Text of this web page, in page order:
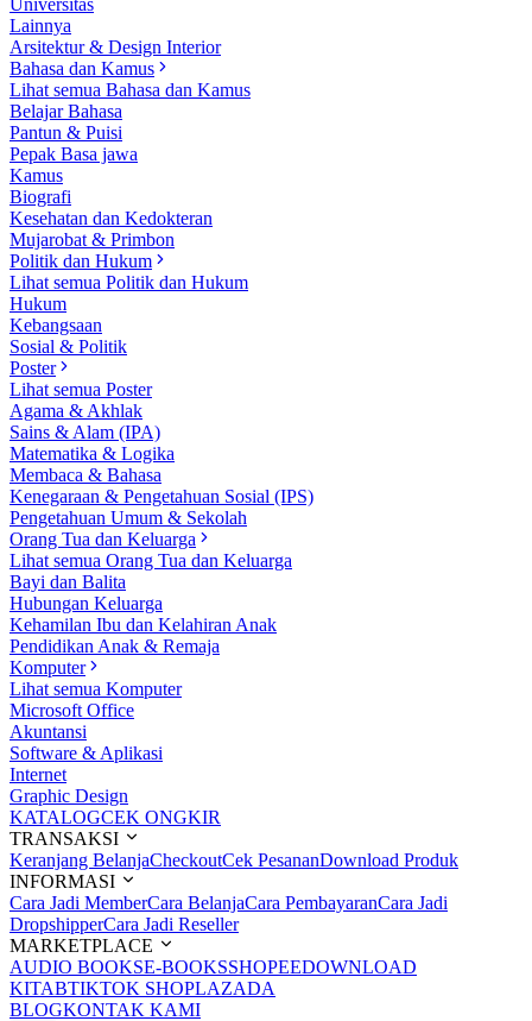
Universitas
Lainnya
Arsitektur & Design Interior
Bahasa dan Kamus
Lihat semua Bahasa dan Kamus
Belajar Bahasa
Pantun & Puisi
Pepak Basa jawa
Kamus
Biografi
Kesehatan dan Kedokteran
Mujarobat & Primbon
Politik dan Hukum
Lihat semua Politik dan Hukum
Hukum
Kebangsaan
Sosial & Politik
Poster
Lihat semua Poster
Agama & Akhlak
Sains & Alam (IPA)
Matematika & Logika
Membaca & Bahasa
Kenegaraan & Pengetahuan Sosial (IPS)
Pengetahuan Umum & Sekolah
Orang Tua dan Keluarga
Lihat semua Orang Tua dan Keluarga
Bayi dan Balita
Hubungan Keluarga
Kehamilan Ibu dan Kelahiran Anak
Pendidikan Anak & Remaja
Komputer
Lihat semua Komputer
Microsoft Office
Akuntansi
Software & Aplikasi
Internet
Graphic Design
KATALOGCEK ONGKIR
TRANSAKSI
Keranjang BelanjaCheckoutCek PesananDownload Produk
INFORMASI
Cara Jadi MemberCara BelanjaCara PembayaranCara Jadi
DropshipperCara Jadi Reseller
MARKETPLACE
AUDIO BOOKSE-BOOKSSHOPEEDOWNLOAD
KITABTIKTOK SHOPLAZADA
BLOGKONTAK KAMI